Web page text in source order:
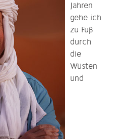
Jahren
gehe ich
zu Fuß
durch
die
Wüsten
und